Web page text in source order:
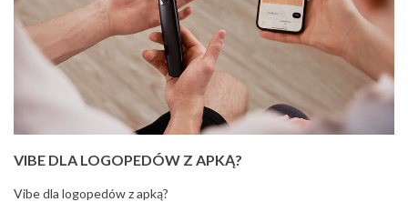
VIBE DLA LOGOPEDÓW Z APKĄ?
Vibe dla logopedów z apką?